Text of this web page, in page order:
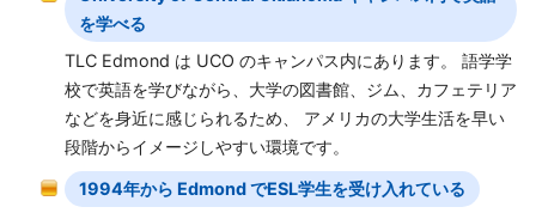
を学べる
TLC Edmond は UCO のキャンパス内にあります。 語学学
校で英語を学びながら、大学の図書館、ジム、カフェテリア
などを身近に感じられるため、 アメリカの大学生活を早い
段階からイメージしやすい環境です。
1994年から Edmond でESL学生を受け入れている